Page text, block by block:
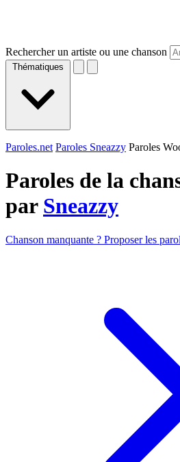
Rechercher un artiste ou une chanson
Thématiques
Paroles.net Paroles Sneazzy Paroles
Paroles de la
par Sneazzy
Chanson manquante ? Proposer les